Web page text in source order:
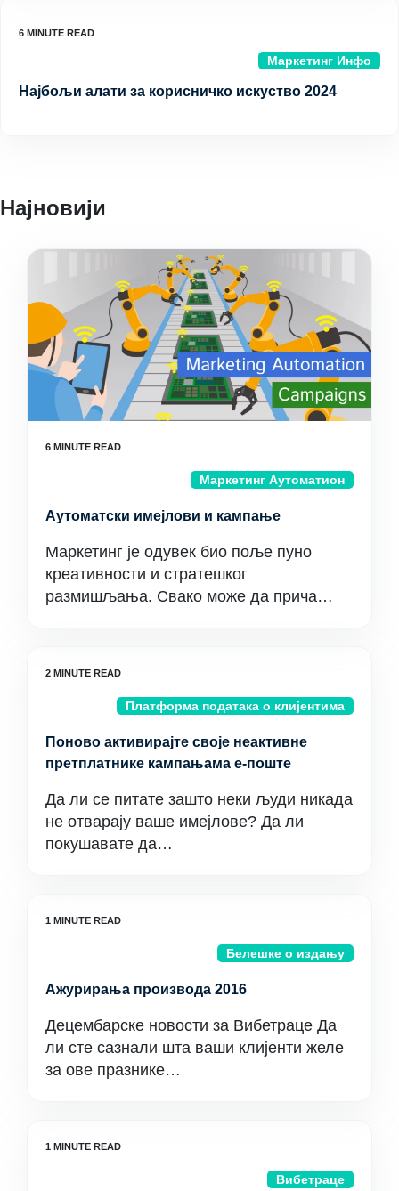
Маркетинг Инфо
Најбољи алати за корисничко искуство 2024
Најновији
Маркетинг Аутоматион
Аутоматски имејлови и кампање
Маркетинг је одувек био поље пуно
креативности и стратешког
размишљања. Свако може да прича…
Платформа података о клијентима
Поново активирајте своје неактивне
претплатнике кампањама е-поште
Да ли се питате зашто неки људи никада
не отварају ваше имејлове? Да ли
покушавате да…
Белешке о издању
Ажурирања производа 2016
Децембарске новости за Вибетраце Да
ли сте сазнали шта ваши клијенти желе
за ове празнике…
Вибетраце